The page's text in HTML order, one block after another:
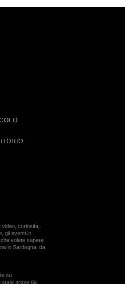
curiosità,
gli eventi in
volete sapere
in Sardegna, da
su
state prese da